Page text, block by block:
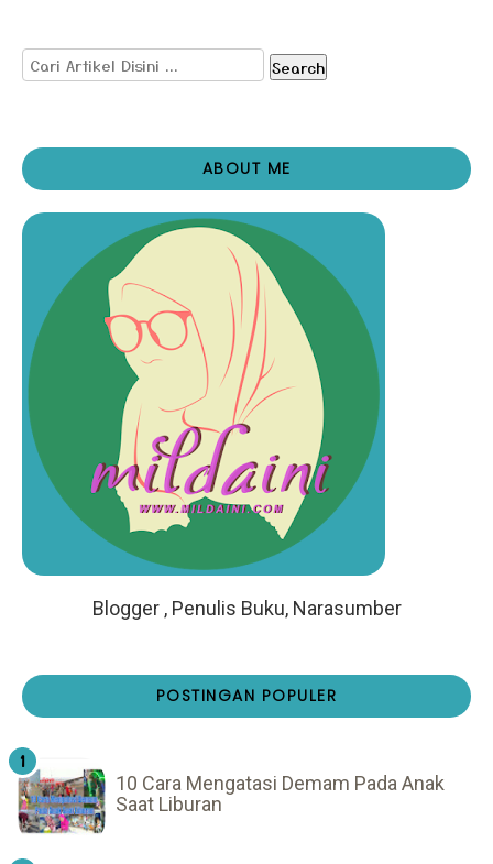
Search
ABOUT ME
Blogger , Penulis Buku, Narasumber
POSTINGAN POPULER
10 Cara Mengatasi Demam Pada Anak
Saat Liburan